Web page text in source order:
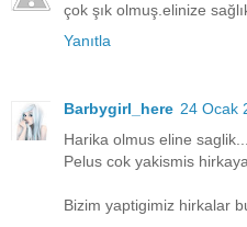
çok şık olmuş.elinize
Yanıtla
Barbygirl_here 24 Ocak
Harika olmus eline saglik...
Pelus cok yakismis
Bizim yaptigimiz hirkalar